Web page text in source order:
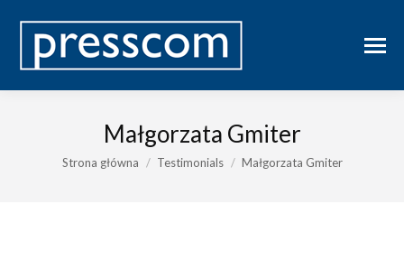
Małgorzata Gmiter
Jesteś tutaj:
Strona główna Testimonials Małgorzata Gmiter